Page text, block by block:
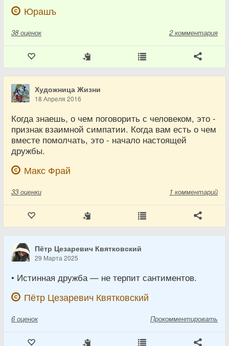
Юрашъ
38 оценок 2 комментария
Художница Жизни
18 Апреля 2016
Когда знаешь, о чем поговорить с человеком, это -
признак взаимной симпатии. Когда вам есть о чем
вместе помолчать, это - начало настоящей
дружбы.
Макс Фрай
33 оценки 1 комментарий
Пётр Цезаревич Квятковский
29 Марта 2025
• Истинная дружба — не терпит сантиментов.
Пётр Цезаревич Квятковский
6 оценок Прокомментировать